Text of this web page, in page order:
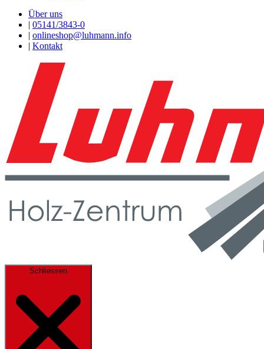
Über uns
| 05141/3843-0
| onlineshop@luhmann.info
| Kontakt
Schliessen